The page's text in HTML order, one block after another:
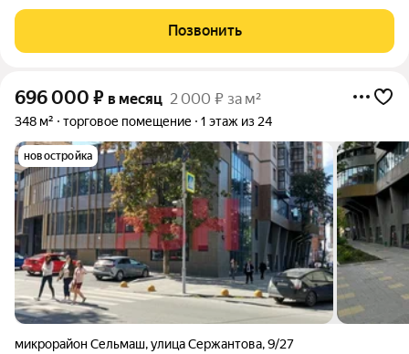
комфортные условия аренды 140 000 руб/мес - активный
район, Пушкинская улица -
Позвонить
696 000 ₽ в месяц 2 000 ₽ за м²
348 м² торговое помещение 1 этаж из 24
новостройка
микрорайон Сельмаш,улица Сержантова,9/27